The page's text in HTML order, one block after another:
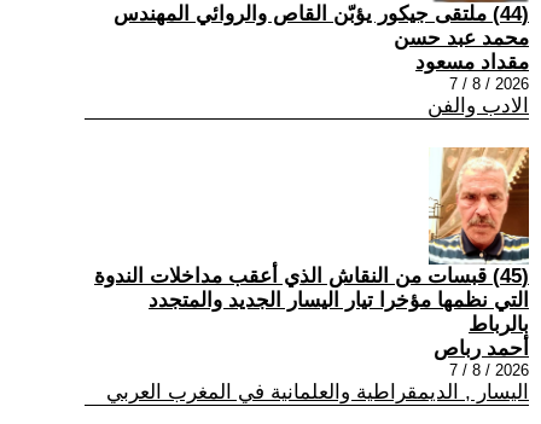
(44) ملتقى جيكور يؤبّن القاص والروائي المهندس
محمد عبد حسن
مقداد مسعود
2026 / 8 / 7
الادب والفن
(45) قبسات من النقاش الذي أعقب مداخلات الندوة
التي نظمها مؤخرا تيار اليسار الجديد والمتجدد
بالرباط
أحمد رباص
2026 / 8 / 7
اليسار , الديمقراطية والعلمانية في المغرب العربي